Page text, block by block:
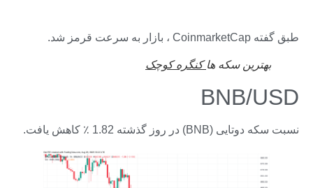
طبق گفته CoinmarketCap ، بازار به سرعت قرمز شد.
بهترین سکه هاکنگره کوچک
BNB/USD
نسبت سکه دوتایی (BNB) در روز گذشته 1.82 ٪ کاهش یافت.